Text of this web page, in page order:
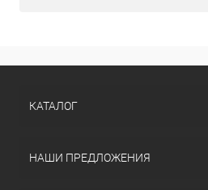
КАТАЛОГ
НАШИ ПРЕДЛОЖЕНИЯ